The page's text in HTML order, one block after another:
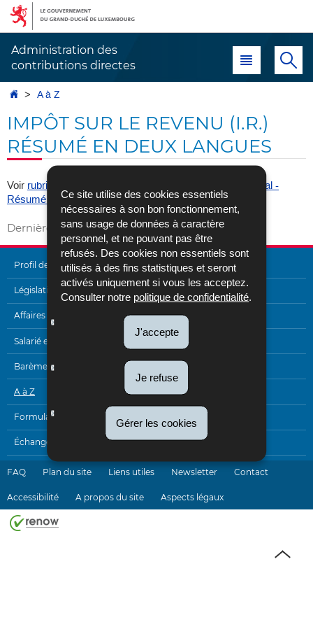
Ce site utilise des cookies essentiels
nécessaires à son bon fonctionnement,
sans usage de données à caractère
personnel, et ne pouvant pas être
refusés. Des cookies non essentiels sont
utilisés à des fins statistiques et seront
activés uniquement si vous les acceptez.
Consulter notre politique de confidentialité.
J'accepte
Je refuse
Gérer les cookies
Aller
navigation
Aller
au
Administration des
contributions directes
Menu principal
AccueilA à Z
IMPÔT SUR LE REVENU (I.R.)
RÉSUMÉ EN DEUX LANGUES
Voir rubrique «Législation», sous rubrique «Mémento fiscal -
Résumé des impôts directs perçus en deux langues»
Dernière mise à jour 21/07/2021
MENU
DE
NAVIGATION
Profil de l'Administration
Législation
Affaires internationales
Salarié et pensionné
Barèmes
A à Z
Formulaires
Échanges électroniques
FAQ Plan du site Liens utiles Newsletter Contact
Accessibilité A propos du site Aspects légaux
de